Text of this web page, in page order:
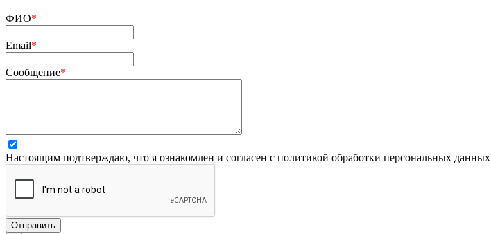
ФИО*
Email*
Cообщение*
Настоящим подтверждаю, что я ознакомлен и согласен с политикой обработки персональных данных
Отправить